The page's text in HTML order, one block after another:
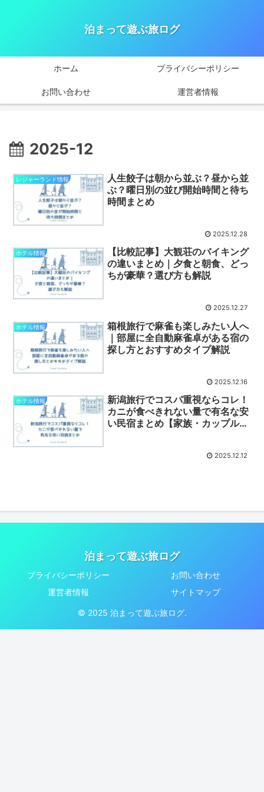
泊まって遊ぶ旅ログ
ホーム プライバシーポリシー
お問い合わせ 運営者情報
2025-12
レジャーランド情報
人生餃子は朝から並ぶ？昼から並
ぶ？曜日別の並び開始時間と待ち
時間まとめ
2025.12.28
ホテル情報
【比較記事】大観荘のバイキング
の違いまとめ｜夕食と朝食、どっ
ちが豪華？選び方も解説
2025.12.27
ホテル情報
箱根旅行で麻雀も楽しみたい人へ
｜部屋に全自動麻雀卓がある宿の
探し方とおすすめタイプ解説
2025.12.16
ホテル情報
新潟旅行でコスパ重視ならコレ！
カニが食べきれない量で有名な安
い民宿まとめ【家族・カップルに
2025.12.12
泊まって遊ぶ旅ログ
プライバシーポリシー
お問い合わせ
運営者情報
サイトマップ
© 2025 泊まって遊ぶ旅ログ.